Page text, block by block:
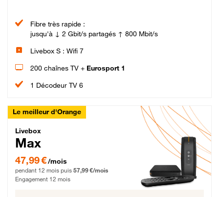
Fibre très rapide :
jusqu'à ↓ 2 Gbit/s partagés ↑ 800 Mbit/s
Livebox S : Wifi 7
200 chaînes TV + Eurosport 1
1 Décodeur TV 6
Le meilleur d'Orange
Livebox Max Fibre
Livebox
Max
47,99 € par mois pendant 12 mois puis 57,99 € par mois, Engagement 12 mois
47,99 €/mois
pendant 12 mois puis 57,99 €/mois
Engagement 12 mois